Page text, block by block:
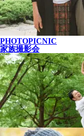
PHOTOPICNIC
家族撮影会